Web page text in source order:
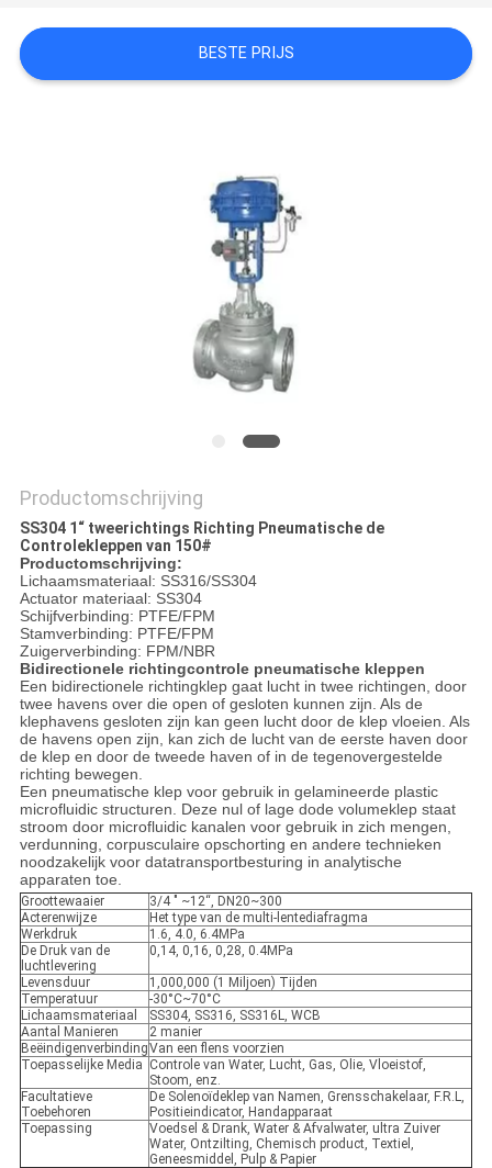
SITEMAP
BESTE PRIJS
Productomschrijving
SS304 1“ tweerichtings Richting Pneumatische de
Controlekleppen van 150#
Productomschrijving:
Lichaamsmateriaal: SS316/SS304
Actuator materiaal: SS304
Schijfverbinding: PTFE/FPM
Stamverbinding: PTFE/FPM
Zuigerverbinding: FPM/NBR
Bidirectionele richtingcontrole pneumatische kleppen
Een bidirectionele richtingklep gaat lucht in twee richtingen, door
twee havens over die open of gesloten kunnen zijn. Als de
klephavens gesloten zijn kan geen lucht door de klep vloeien. Als
de havens open zijn, kan zich de lucht van de eerste haven door
de klep en door de tweede haven of in de tegenovergestelde
richting bewegen.
Een pneumatische klep voor gebruik in gelamineerde plastic
microfluidic structuren. Deze nul of lage dode volumeklep staat
stroom door microfluidic kanalen voor gebruik in zich mengen,
verdunning, corpusculaire opschorting en andere technieken
noodzakelijk voor datatransportbesturing in analytische
apparaten toe.
Groottewaaier
3/4 " ~12“, DN20~300
Acterenwijze
Het type van de multi-lentediafragma
Werkdruk
1.6, 4.0, 6.4MPa
De Druk van de
luchtlevering
0,14, 0,16, 0,28, 0.4MPa
Levensduur
1,000,000 (1 Miljoen) Tijden
Temperatuur
-30°C~70°C
Lichaamsmateriaal
SS304, SS316, SS316L, WCB
Aantal Manieren
2 manier
BeëindigenverbindingVan een flens voorzien
Toepasselijke Media Controle van Water, Lucht, Gas, Olie, Vloeistof,
Stoom, enz.
Facultatieve
Toebehoren
De Solenoïdeklep van Namen, Grensschakelaar, F.R.L,
Positieindicator, Handapparaat
Toepassing
Voedsel & Drank, Water & Afvalwater, ultra Zuiver
Water, Ontzilting, Chemisch product, Textiel,
Geneesmiddel, Pulp & Papier